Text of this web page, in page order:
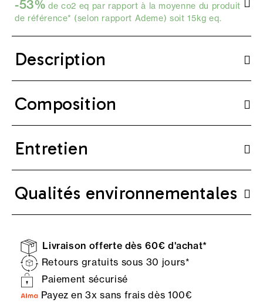
-53% de co2 eq par rapport à la moyenne du produit
de référence* (selon rapport Ademe) soit 15kg eq.
Description
Composition
Entretien
Qualités environnementales
Livraison offerte dès 60€ d'achat*
Retours gratuits sous 30 jours*
Paiement sécurisé
Payez en 3x sans frais dès 100€